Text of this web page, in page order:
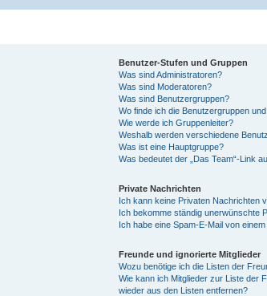
Benutzer-Stufen und Gruppen
Was sind Administratoren?
Was sind Moderatoren?
Was sind Benutzergruppen?
Wo finde ich die Benutzergruppen
Wie werde ich Gruppenleiter?
Weshalb werden verschiedene
Was ist eine Hauptgruppe?
Was bedeutet der „Das Team“-Link
Private Nachrichten
Ich kann keine Privaten Nachrichten
Ich bekomme ständig unerwünschte
Ich habe eine Spam-E-Mail von
Freunde und ignorierte Mitglieder
Wozu benötige ich die Listen der
Wie kann ich Mitglieder zur Liste der
wieder aus den Listen entfernen?